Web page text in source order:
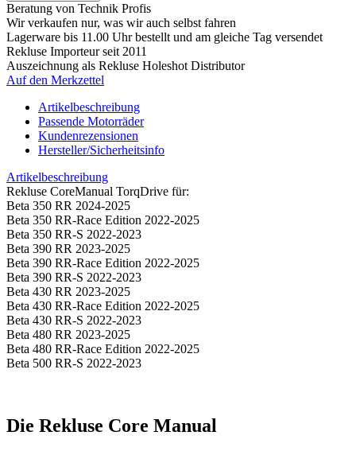
Beratung von Technik Profis
Wir verkaufen nur, was wir auch selbst fahren
Lagerware bis 11.00 Uhr bestellt und am gleiche Tag versendet
Rekluse Importeur seit 2011
Auszeichnung als Rekluse Holeshot Distributor
Auf den Merkzettel
Artikelbeschreibung
Passende Motorräder
Kundenrezensionen
Hersteller/Sicherheitsinfo
Artikelbeschreibung
Rekluse CoreManual TorqDrive für:
Beta 350 RR 2024-2025
Beta 350 RR-Race Edition 2022-2025
Beta 350 RR-S 2022-2023
Beta 390 RR 2023-2025
Beta 390 RR-Race Edition 2022-2025
Beta 390 RR-S 2022-2023
Beta 430 RR 2023-2025
Beta 430 RR-Race Edition 2022-2025
Beta 430 RR-S 2022-2023
Beta 480 RR 2023-2025
Beta 480 RR-Race Edition 2022-2025
Beta 500 RR-S 2022-2023
Die Rekluse Core Manual